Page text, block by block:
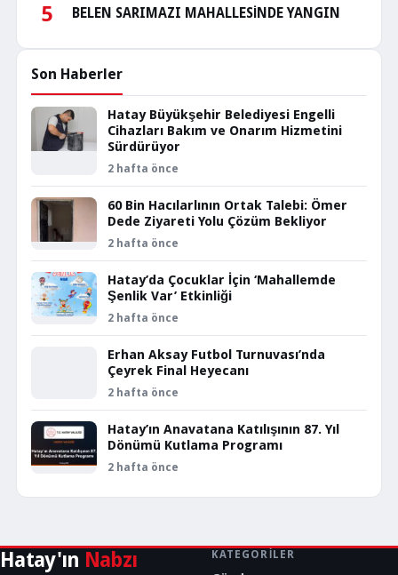
5 BELEN SARIMAZI MAHALLESİNDE YANGIN
Son Haberler
Hatay Büyükşehir Belediyesi Engelli
Cihazları Bakım ve Onarım Hizmetini
Sürdürüyor
2 hafta önce
60 Bin Hacılarlının Ortak Talebi: Ömer
Dede Ziyareti Yolu Çözüm Bekliyor
2 hafta önce
Hatay’da Çocuklar İçin ‘Mahallemde
Şenlik Var’ Etkinliği
2 hafta önce
Erhan Aksay Futbol Turnuvası’nda
Çeyrek Final Heyecanı
2 hafta önce
Hatay’ın Anavatana Katılışının 87. Yıl
Dönümü Kutlama Programı
2 hafta önce
Hatay'ın Nabzı KATEGORILER